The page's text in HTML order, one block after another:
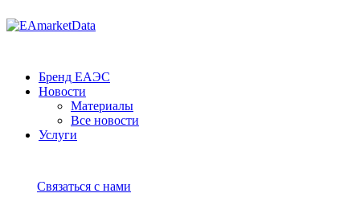
Бренд ЕАЭС
Новости
Материалы
Все новости
Услуги
Связаться с нами